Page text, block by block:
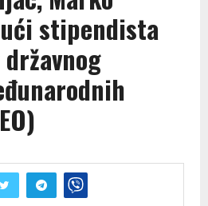
stipendista